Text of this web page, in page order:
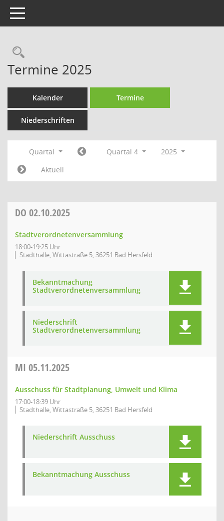
Toggle navigation
Rechercheauswahl
Termine 2025
Kalender Termine
Niederschriften
Quartal Quartal 4
2025
Aktuell
DO 02.10.2025
Stadtverordnetenversammlung
18:00-19:25 Uhr
Stadthalle, Wittastraße 5, 36251 Bad Hersfeld
Bekanntmachung
Stadtverordnetenversammlung
Niederschrift
Stadtverordnetenversammlung
MI 05.11.2025
Ausschuss für Stadtplanung, Umwelt und Klima
17:00-18:39 Uhr
Stadthalle, Wittastraße 5, 36251 Bad Hersfeld
Niederschrift Ausschuss
Bekanntmachung Ausschuss